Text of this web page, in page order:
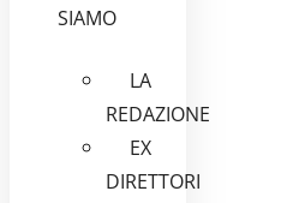
SIAMO
LA
REDAZIONE
EX
DIRETTORI